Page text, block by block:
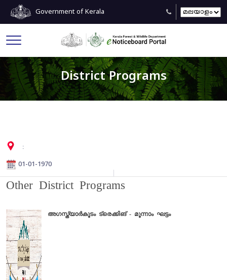
Government of Kerala
District Programs
:
01-01-1970
Other District Programs
അഗസ്ത്യാർകൂടം ട്രെക്കിങ്‌ - മൂന്നാം ഘട്ടം